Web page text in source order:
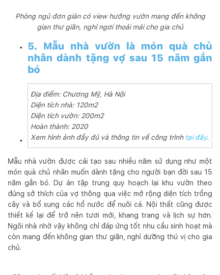
Phòng ngủ đơn giản có view hướng vườn mang đến không
gian thư giãn, nghỉ ngơi thoải mái cho gia chủ
5. Mẫu nhà vườn là món quà chủ
nhân dành tặng vợ sau 15 năm gắn
bó
Địa điểm: Chương Mỹ, Hà Nội
Diện tích nhà: 120m2
Diện tích vườn: 200m2
Hoàn thành: 2020
Xem hình ảnh đầy đủ và thông tin về công trình tại đây.
Mẫu nhà vườn được cải tạo sau nhiều năm sử dụng như một
món quà chủ nhân muốn dành tặng cho người bạn đời sau 15
năm gắn bó. Dự án tập trung quy hoạch lại khu vườn theo
đúng sở thích của vợ thông qua việc mở rộng diện tích trồng
cây và bổ sung các hồ nước để nuôi cá. Nội thất cũng được
thiết kế lại để trở nên tươi mới, khang trang và lịch sự hơn.
Ngôi nhà nhờ vậy không chỉ đáp ứng tốt nhu cầu sinh hoạt mà
còn mang đến không gian thư giãn, nghỉ dưỡng thú vị cho gia
chủ.